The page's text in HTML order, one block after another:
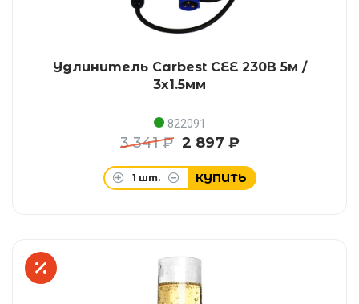
Удлинитель Carbest CEE 230В 5м /
3x1.5мм
822091
3 341 ₽ 2 897 ₽
1 шт. КУПИТЬ